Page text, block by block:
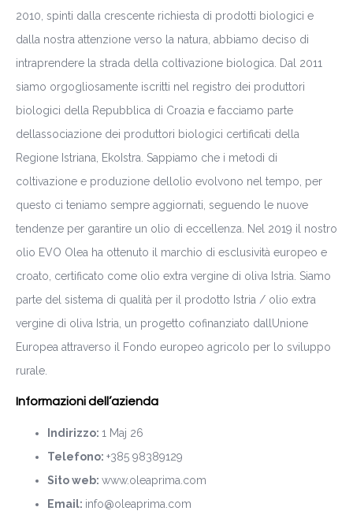
2010, spinti dalla crescente richiesta di prodotti biologici e
dalla nostra attenzione verso la natura, abbiamo deciso di
intraprendere la strada della coltivazione biologica. Dal 2011
siamo orgogliosamente iscritti nel registro dei produttori
biologici della Repubblica di Croazia e facciamo parte
dellassociazione dei produttori biologici certificati della
Regione Istriana, EkoIstra. Sappiamo che i metodi di
coltivazione e produzione dellolio evolvono nel tempo, per
questo ci teniamo sempre aggiornati, seguendo le nuove
tendenze per garantire un olio di eccellenza. Nel 2019 il nostro
olio EVO Olea ha ottenuto il marchio di esclusività europeo e
croato, certificato come olio extra vergine di oliva Istria. Siamo
parte del sistema di qualità per il prodotto Istria / olio extra
vergine di oliva Istria, un progetto cofinanziato dallUnione
Europea attraverso il Fondo europeo agricolo per lo sviluppo
rurale.
Informazioni dell’azienda
Indirizzo: 1 Maj 26
Telefono: +385 98389129
Sito web: www.oleaprima.com
Email: info@oleaprima.com